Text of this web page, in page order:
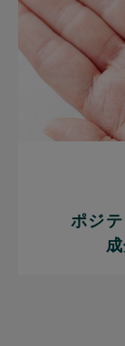
ポジ